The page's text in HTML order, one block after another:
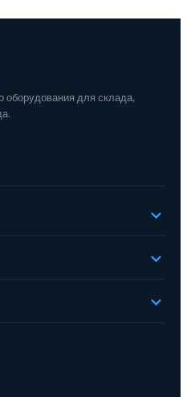
оборудования для склада,